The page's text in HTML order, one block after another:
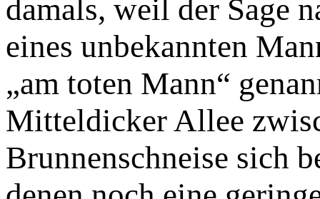
damals, weil der Sage
eines unbekannten
„am toten Mann“
Mitteldicker Allee
Brunnenschneise sich